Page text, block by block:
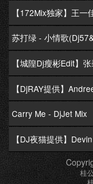
苏打绿 - 小情歌
Carry Me - DjJet Mix
【DJ夜猫提供】
桂